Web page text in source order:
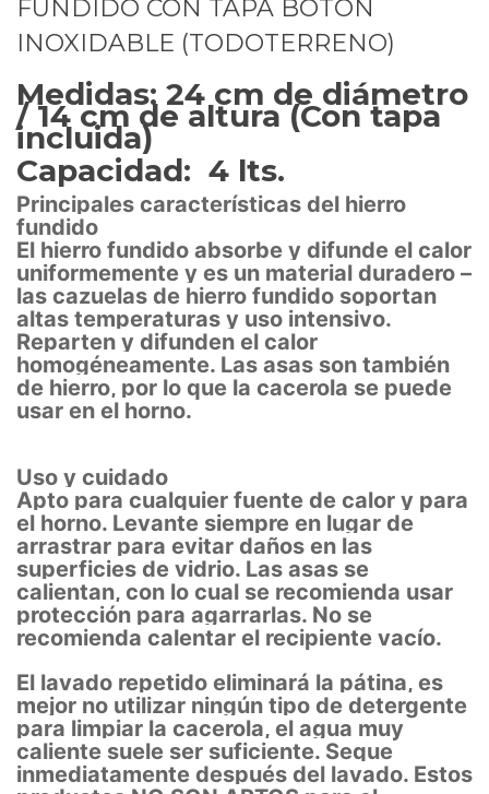
FUNDIDO CON TAPA BOTON
INOXIDABLE (TODOTERRENO)
Medidas: 24 cm de diámetro
/ 14 cm de altura (Con tapa
incluida)
Capacidad: 4 lts.
Principales características del hierro
fundido
El hierro fundido absorbe y difunde el calor
uniformemente y es un material duradero –
las cazuelas de hierro fundido soportan
altas temperaturas y uso intensivo.
Reparten y difunden el calor
homogéneamente. Las asas son también
de hierro, por lo que la cacerola se puede
usar en el horno.
Uso y cuidado
Apto para cualquier fuente de calor y para
el horno. Levante siempre en lugar de
arrastrar para evitar daños en las
superficies de vidrio. Las asas se
calientan, con lo cual se recomienda usar
protección para agarrarlas. No se
recomienda calentar el recipiente vacío.
El lavado repetido eliminará la pátina, es
mejor no utilizar ningún tipo de detergente
para limpiar la cacerola, el agua muy
caliente suele ser suficiente. Seque
inmediatamente después del lavado. Estos